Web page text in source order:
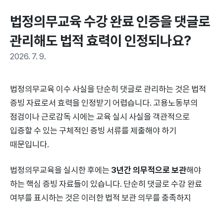
법정의무교육 수강 완료 인증을 댓글로
관리해도 법적 효력이 인정되나요?
2026. 7. 9.
법정의무교육 이수 사실을 단순히 댓글로 관리하는 것은 법적
증빙 자료로서 효력을 인정받기 어렵습니다. 고용노동부의
점검이나 근로감독 시에는 교육 실시 사실을 객관적으로
입증할 수 있는 구체적인 증빙 서류를 제출해야 하기
때문입니다.
법정의무교육을 실시한 후에는3년간 의무적으로 보관해야
하는 핵심 증빙 자료들이 있습니다. 단순히 댓글로 수강 완료
여부를 표시하는 것은 이러한 법적 보관 의무를 충족하지